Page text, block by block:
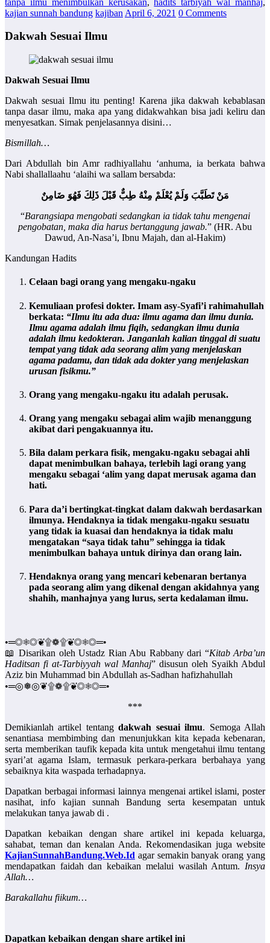
kajian sunnah bandung kajiban April 6, 2021 0 Comments
Dakwah Sesuai Ilmu
Dakwah Sesuai Ilmu
Dakwah sesuai Ilmu itu penting! Karena jika dakwah kebablasan
tanpa dasar ilmu, maka apa yang didakwahkan bisa jadi keliru dan
menyesatkan. Simak penjelasannya disini…
Bismillah…
Dari Abdullah bin Amr radhiyallahu ‘anhuma, ia berkata bahwa
Nabi shallallaahu ‘alaihi wa sallam bersabda:
مَنْ تَطَبَّبَ وَلَمْ يُعْلَمْ مِنْهُ طِبٌّ قَبْلَ ذَلِكَ فَهُوَ ضَامِنٌ
“Barangsiapa mengobati sedangkan ia tidak tahu mengenai
pengobatan, maka dia harus bertanggung jawab.” (HR. Abu
Dawud, An-Nasa’i, Ibnu Majah, dan al-Hakim)
Kandungan Hadits
Celaan bagi orang yang mengaku-ngaku
Kemuliaan profesi dokter. Imam asy-Syafi’i rahimahullah
berkata: “Ilmu itu ada dua: ilmu agama dan ilmu dunia.
Ilmu agama adalah ilmu fiqih, sedangkan ilmu dunia
adalah ilmu kedokteran. Janganlah kalian tinggal di suatu
tempat yang tidak ada seorang alim yang menjelaskan
agama padamu, dan tidak ada dokter yang menjelaskan
urusan fisikmu.”
Orang yang mengaku-ngaku itu adalah perusak.
Orang yang mengaku sebagai alim wajib menanggung
akibat dari pengakuannya itu.
Bila dalam perkara fisik, mengaku-ngaku sebagai ahli
dapat menimbulkan bahaya, terlebih lagi orang yang
mengaku sebagai ‘alim yang dapat merusak agama dan
hati.
Para da’i bertingkat-tingkat dalam dakwah berdasarkan
ilmunya. Hendaknya ia tidak mengaku-ngaku sesuatu
yang tidak ia kuasai dan hendaknya ia tidak malu
mengatakan “saya tidak tahu” sehingga ia tidak
menimbulkan bahaya untuk dirinya dan orang lain.
Hendaknya orang yang mencari kebenaran bertanya
pada seorang alim yang dikenal dengan akidahnya yang
shahih, manhajnya yang lurus, serta kedalaman ilmu.
•═◎❅◎❦۩❁۩❦◎❅◎═•
📖 Disarikan oleh Ustadz Rian Abu Rabbany dari “Kitab Arba’un
Haditsan fi at-Tarbiyyah wal Manhaj” disusun oleh Syaikh Abdul
Aziz bin Muhammad bin Abdullah as-Sadhan hafizhahullah
•═◎❅◎❦۩❁۩❦◎❅◎═•
***
Demikianlah artikel tentangdakwah sesuai ilmu. Semoga Allah
senantiasa membimbing dan menunjukkan kita kepada kebenaran,
serta memberikan taufik kepada kita untuk mengetahui ilmu tentang
syari’at agama Islam, termasuk perkara-perkara berbahaya yang
sebaiknya kita waspada terhadapnya.
Dapatkan berbagai informasi lainnya mengenai artikel islami, poster
nasihat, info kajian sunnah Bandung serta kesempatan untuk
melakukan tanya jawab di .
Dapatkan kebaikan dengan share artikel ini kepada keluarga,
sahabat, teman dan kenalan Anda. Rekomendasikan juga website
KajianSunnahBandung.Web.Id agar semakin banyak orang yang
mendapatkan faidah dan kebaikan melalui wasilah Antum. Insya
Allah…
Barakallahu fiikum…
Dapatkan kebaikan dengan share artikel ini